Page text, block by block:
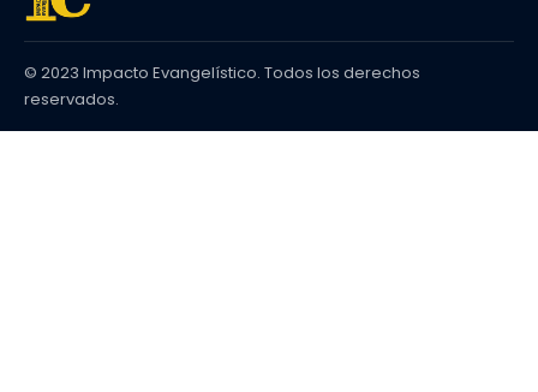
© 2023 Impacto Evangelístico. Todos los derechos
reservados.